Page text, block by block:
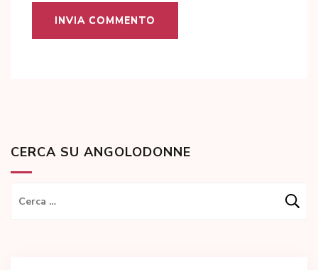
CERCA SU ANGOLODONNE
Ricerca